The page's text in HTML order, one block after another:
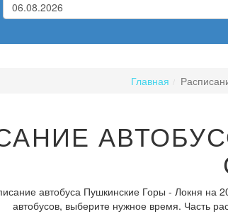
Главная
автобуса Пушкинские Горы - Локня на
автобусов, выберите нужное время. Часть